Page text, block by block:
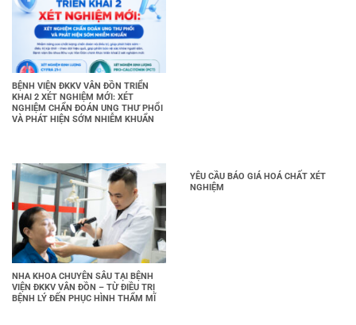
BỆNH VIỆN ĐKKV VÂN ĐỒN TRIỂN
KHAI 2 XÉT NGHIỆM MỚI: XÉT
NGHIỆM CHẨN ĐOÁN UNG THƯ PHỔI
VÀ PHÁT HIỆN SỚM NHIỄM KHUẨN
NHA KHOA CHUYÊN SÂU TẠI BỆNH
VIỆN ĐKKV VÂN ĐỒN – TỪ ĐIỀU TRỊ
BỆNH LÝ ĐẾN PHỤC HÌNH THẨM MĨ
YÊU CẦU BÁO GIÁ HOÁ CHẤT XÉT
NGHIỆM